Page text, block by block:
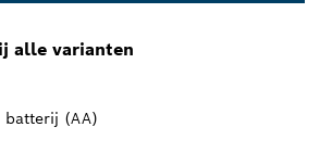
alle varianten
batterij (AA)